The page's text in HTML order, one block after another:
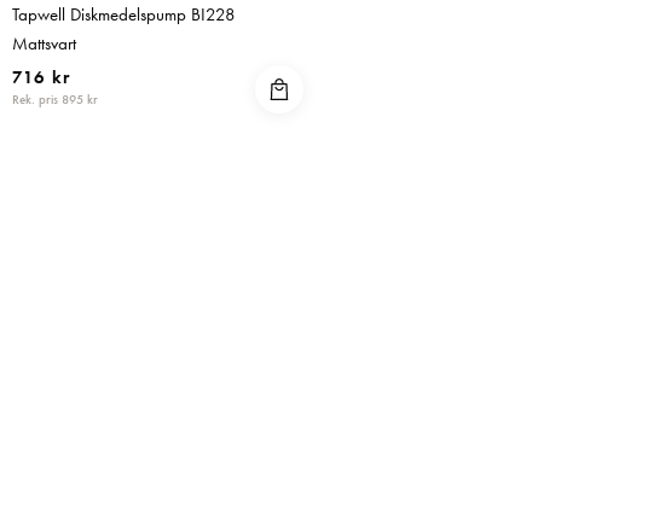
Tapwell Diskmedelspump BI228
Mattsvart
716 kr
Rek. pris 895 kr